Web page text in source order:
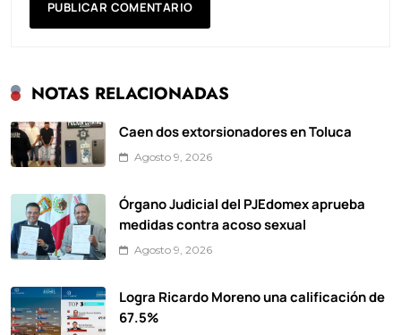
NOTAS RELACIONADAS
Caen dos extorsionadores en Toluca
Agosto 9, 2026
Órgano Judicial del PJEdomex aprueba
medidas contra acoso sexual
Agosto 9, 2026
Logra Ricardo Moreno una calificación de
67.5%